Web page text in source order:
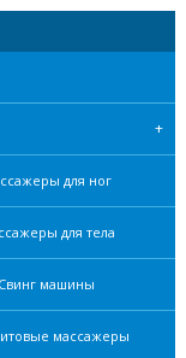
для ног
для тела
Свинг машины
масcажеры